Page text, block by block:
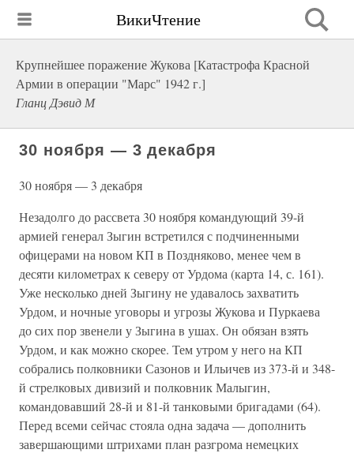
ВикиЧтение
Крупнейшее поражение Жукова [Катастрофа Красной
Армии в операции "Марс" 1942 г.]
Гланц Дэвид М
30 ноября — 3 декабря
30 ноября — 3 декабря
Незадолго до рассвета 30 ноября командующий 39-й
армией генерал Зыгин встретился с подчиненными
офицерами на новом КП в Поздняково, менее чем в
десяти километрах к северу от Урдома (карта 14, с. 161).
Уже несколько дней Зыгину не удавалось захватить
Урдом, и ночные уговоры и угрозы Жукова и Пуркаева
до сих пор звенели у Зыгина в ушах. Он обязан взять
Урдом, и как можно скорее. Тем утром у него на КП
собрались полковники Сазонов и Ильичев из 373-й и 348-
й стрелковых дивизий и полковник Малыгин,
командовавший 28-й и 81-й танковыми бригадами (64).
Перед всеми сейчас стояла одна задача — дополнить
завершающими штрихами план разгрома немецких